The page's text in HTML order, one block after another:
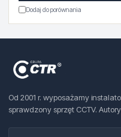
Dodaj do porównania
Od 2001 r. wyposażamy
sprawdzony sprzęt CCTV.